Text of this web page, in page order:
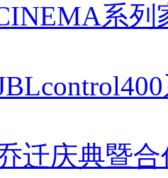
系
迁庆典暨